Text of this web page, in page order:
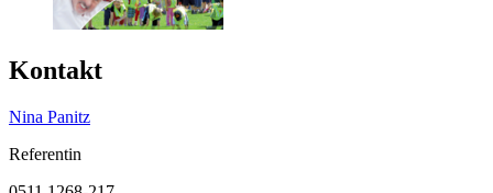
Kontakt
Nina Panitz
Referentin